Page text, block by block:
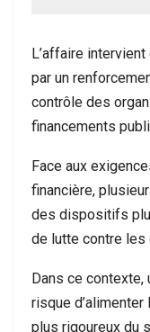
L’affaire
par un
contrôle des
financements
Face aux
financière,
des dispositifs
de lutte contre les
Dans ce
risque
plus rigoureux du